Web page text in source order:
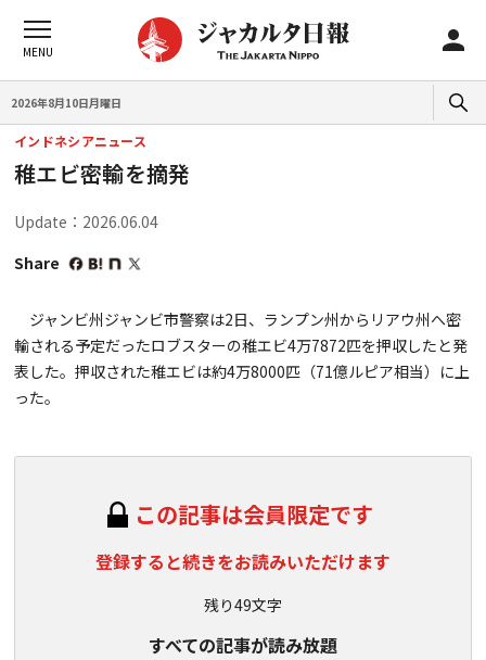
2026年8月10日月曜日
インドネシアニュース
稚エビ密輸を摘発
Update：2026.06.04
Share
ジャンビ州ジャンビ市警察は2日、ランプン州からリアウ州へ密
輸される予定だったロブスターの稚エビ4万7872匹を押収したと発
表した。押収された稚エビは約4万8000匹（71億ルピア相当）に上
った。
この記事は会員限定です
登録すると続きをお読みいただけます
残り49文字
すべての記事が読み放題